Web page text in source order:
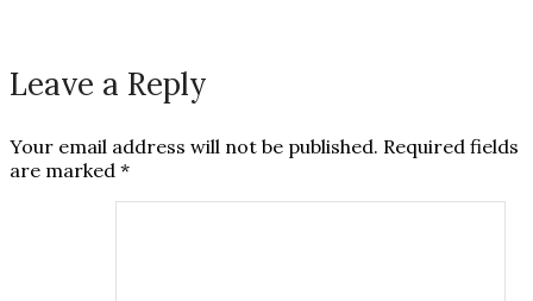
Leave a Reply
Your email address will not be published. Required fields
are marked *